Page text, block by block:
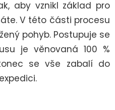
aby vznikl základ pro
V této části procesu
pohyb. Postupuje se
je věnovaná 100 %
se vše zabalí do